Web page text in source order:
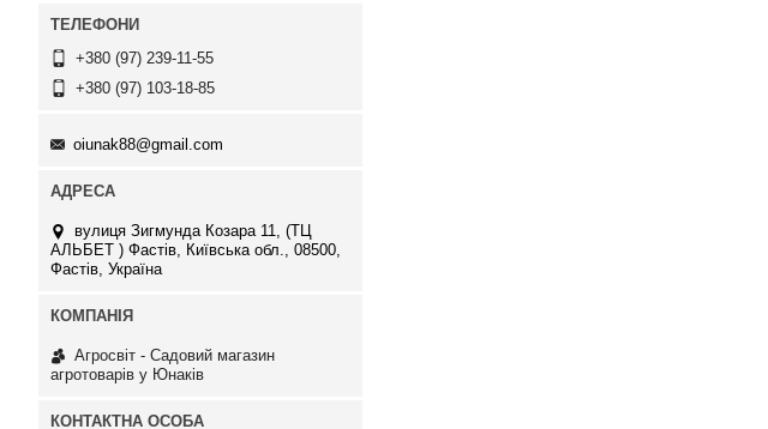
+380 (97) 239-11-55
+380 (97) 103-18-85
oiunak88@gmail.com
вулиця Зигмунда Козара 11, (ТЦ
АЛЬБЕТ ) Фастів, Київська обл., 08500,
Фастів, Україна
Агросвіт - Садовий магазин
агротоварів у Юнаків